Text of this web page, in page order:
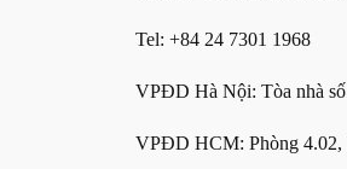
Tel: +84 24 7301 1968
VPĐD Hà Nội: Tòa nhà
VPĐD HCM: Phòng 4.02,